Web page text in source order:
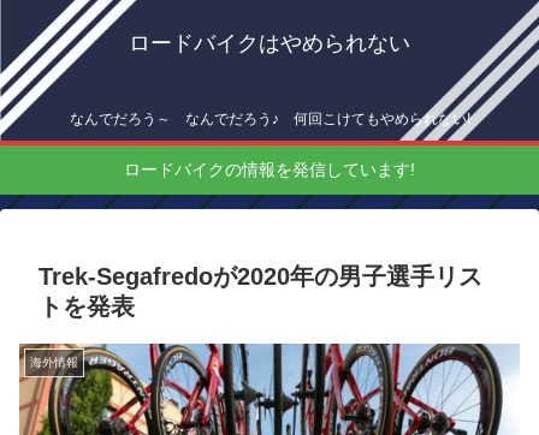
ロードバイクはやめられない
なんでだろう～ なんでだろう♪ 何回こけてもやめられない!
ロードバイクの情報を発信しています!
Trek-Segafredoが2020年の男子選手リス
トを発表
海外情報